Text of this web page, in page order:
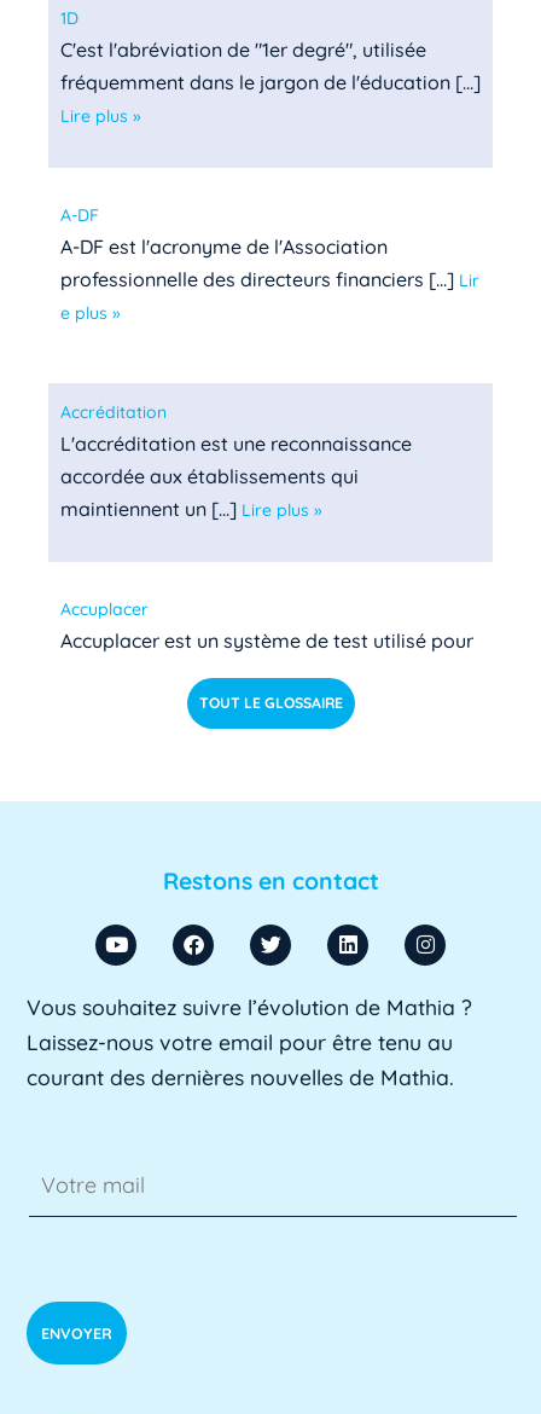
1D
C'est l'abréviation de "1er degré", utilisée
fréquemment dans le jargon de l'éducation [...]
Lire plus »
A-DF
A-DF est l'acronyme de l'Association
professionnelle des directeurs financiers [...] Lir
e plus »
Accréditation
L'accréditation est une reconnaissance
accordée aux établissements qui
maintiennent un [...] Lire plus »
Accuplacer
Accuplacer est un système de test utilisé pour
déterminer si les étudiants de niveau [...]
ACU
d'Université. Il s'agit d'un fonctionnaire chargé
ADA SUP
ADA SUP est l'acronyme de l'Association
professionnelle des directeurs d'achats des [...]
ADSI
l'informatique [...]
TOUT LE GLOSSAIRE
Restons en contact
Vous souhaitez suivre l’évolution de Mathia ?
Laissez-nous votre email pour être tenu au
courant des dernières nouvelles de Mathia.